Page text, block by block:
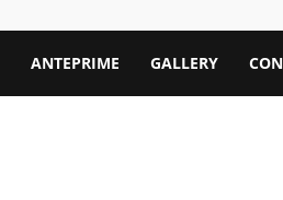
ANTEPRIME GALLERY